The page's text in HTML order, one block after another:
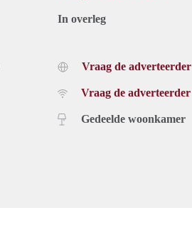
In overleg
Vraag de adverteerder
Vraag de adverteerder
Gedeelde woonkamer